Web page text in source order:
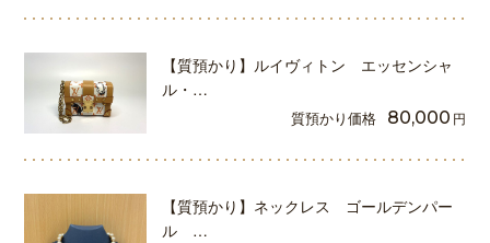
【質預かり】ルイヴィトン エッセンシャ
ル・…
質預かり価格 80,000 円
【質預かり】ネックレス ゴールデンパー
ル …